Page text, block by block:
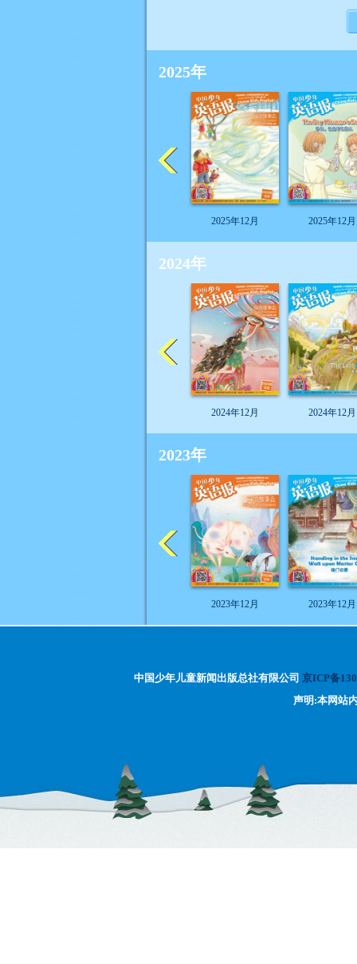
2025年
2025年12月 2025年12月
2024年
2024年12月 2024年12月
2023年
2023年12月 2023年12月
中国少年儿童新闻出版总社有限公司 京ICP备
声明:本网站